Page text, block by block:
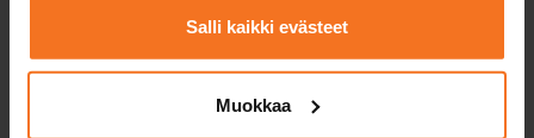
Salli kaikki evästeet
Muokkaa
E-teorilektioner på
finska, engelska